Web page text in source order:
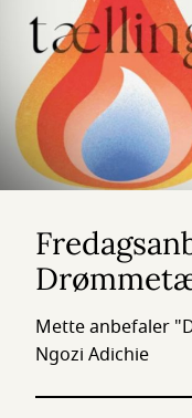
Mette anbefaler
Ngozi Adichie